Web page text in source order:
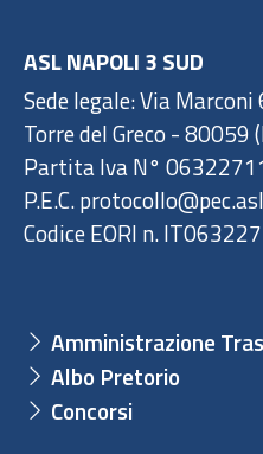
ASL NAPOLI 3 SUD
Sede legale: Via Marconi
Torre del Greco - 80059
Partita Iva N°
P.E.C.
Codice EORI n.
Amministrazione
Albo Pretorio
Concorsi